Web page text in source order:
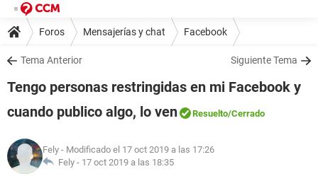
Foros Mensajerías y chat Facebook
Tema Anterior Siguiente Tema
Tengo personas restringidas en mi Facebook y
cuando publico algo, lo ven
Resuelto/Cerrado
Fely - Modificado el 17 oct 2019 a las 17:26
Fely - 17 oct 2019 a las 18:35